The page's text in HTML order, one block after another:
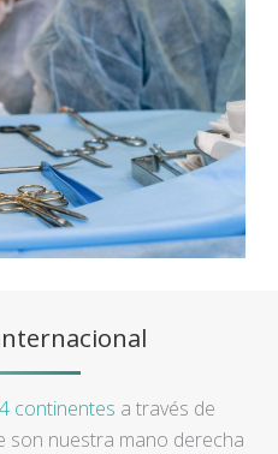
continentes a través de
son nuestra mano derecha